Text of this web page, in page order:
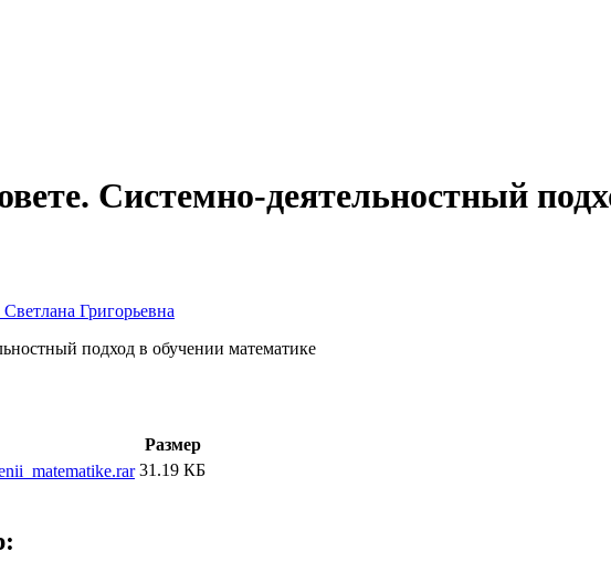
Системно-деятельностный
Григорьевна
подход в обучении математике
Размер
31.19 КБ